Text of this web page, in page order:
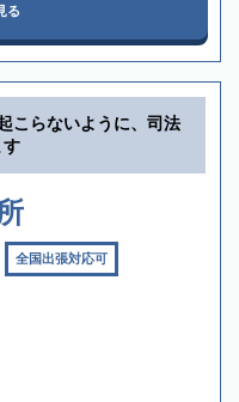
る
こらないように、司法
す
全国出張対応可